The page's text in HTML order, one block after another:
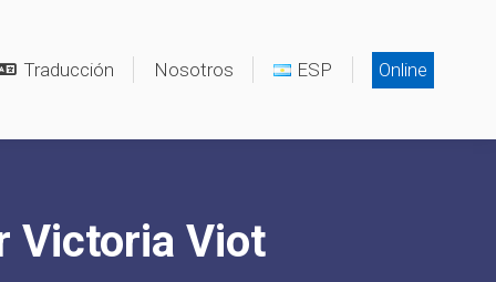
Traducción Nosotros ESP Online
Victoria Viot